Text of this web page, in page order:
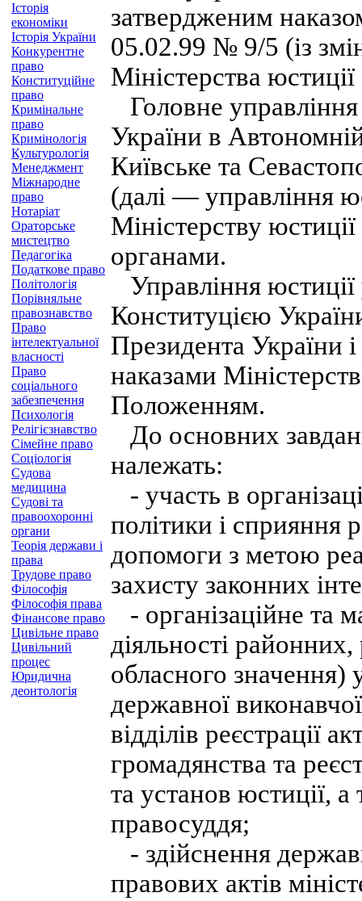
Історія
економіки
Історія України
Конкурентне
право
Конституційне
право
Кримінальне
право
Кримінологія
Культурологія
Менеджмент
Міжнародне
право
Нотаріат
Ораторське
мистецтво
Педагогіка
Податкове право
Політологія
Порівняльне
правознавство
Право
інтелектуальної
власності
Право
соціального
забезпечення
Психологія
Релігієзнавство
Сімейне право
Соціологія
Судова
медицина
Судові та
правоохоронні
органи
Теорія держави і
права
Трудове право
Філософія
Філософія права
Фінансове право
Цивільне право
Цивільний
процес
Юридична
деонтологія
затвердженим
05.02.99 № 9/5 (із
Міністерства
Головне управління
України в
Київське та
(далі — управління
Міністерству
органами.
Управління юстиції
Конституцією
Президента України
наказами
Положенням.
До основних
належать:
- участь в
політики і сприяння
допомоги з метою
захисту законних
- організаційне та
діяльності
обласного значення)
державної
відділів реєстрації
громадянства та
та установ юстиції,
правосуддя;
- здійснення
правових актів